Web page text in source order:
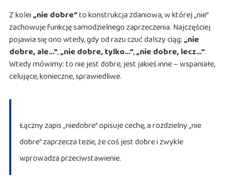
Z kolei„nie dobre”to konstrukcja zdaniowa, w której „nie”
zachowuje funkcję samodzielnego zaprzeczenia. Najczęściej
pojawia się ono wtedy, gdy od razu czuć dalszy ciąg:„nie
dobre, ale…”,„nie dobre, tylko…”,„nie dobre, lecz…”.
Wtedy mówimy: to nie jest dobre, jest jakieś inne – wspaniałe,
celujące, konieczne, sprawiedliwe.
Łączny zapis „niedobre” opisuje cechę, a rozdzielny „nie
dobre” zaprzecza tezie, że coś jest dobre i zwykle
wprowadza przeciwstawienie.